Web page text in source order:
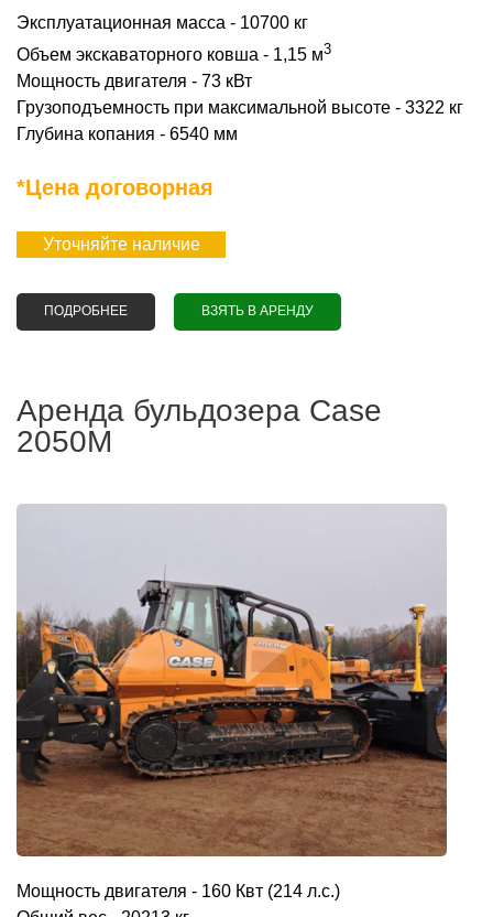
Эксплуатационная масса - 10700 кг
Объем экскаваторного ковша - 1,15 м3
Мощность двигателя - 73 кВт
Грузоподъемность при максимальной высоте - 3322 кг
Глубина копания - 6540 мм
*Цена договорная
Уточняйте наличие
ПОДРОБНЕЕ
О АРЕНДА ЭКСКАВАТОРА-ПОГРУЗЧИКА
CATERPILLAR 442 Е
ВЗЯТЬ В АРЕНДУ
Аренда бульдозера Case
2050M
Мощность двигателя - 160 Квт (214 л.с.)